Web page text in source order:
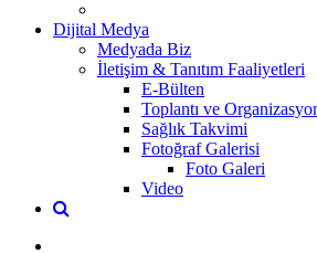
Dijital Medya
Medyada Biz
İletişim & Tanıtım Faaliyetleri
E-Bülten
Toplantı ve
Sağlık Takvimi
Fotoğraf Galerisi
Foto Galeri
Video